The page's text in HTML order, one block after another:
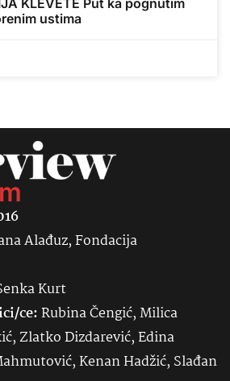
ustima
Alađuz, Fondacija
Kurt
ce:Rubina Čengić, Milica
Zlatko Dizdarević, Edina
Kenan Hadžić, Slađan